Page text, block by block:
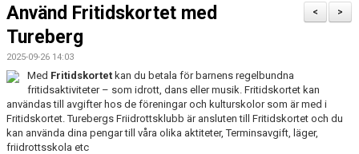
MEDLEM
STATISTIK & RESULTAT
FUNKTIONÄR
>
<
Använd Fritidskortet med
Tureberg
2025-09-26 14:03
Med Fritidskortet kan du betala för barnens regelbundna
fritidsaktiviteter – som idrott, dans eller musik. Fritidskortet kan
användas till avgifter hos de föreningar och kulturskolor som är med i
Fritidskortet. Turebergs Friidrottsklubb är ansluten till Fritidskortet och du
kan använda dina pengar till våra olika aktiteter, Terminsavgift, läger,
friidrottsskola etc